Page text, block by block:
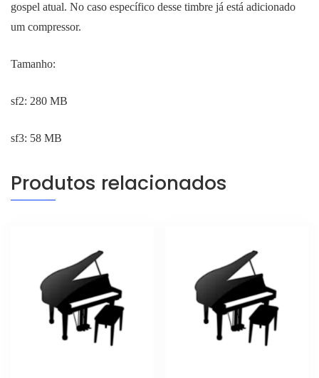
gospel atual. No caso específico desse timbre já está adicionado
um compressor.
Tamanho:
sf2: 280 MB
sf3: 58 MB
Produtos relacionados